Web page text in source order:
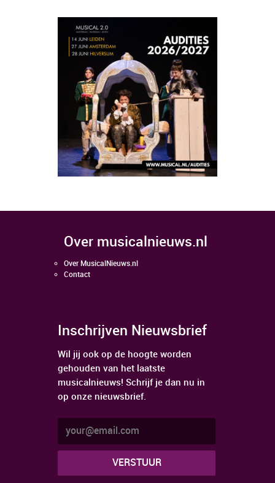
over musicalnieuws.nl
Over MusicalNieuws.nl
Contact
Inschrijven Nieuwsbrief
Wil jij ook op de hoogte worden
gehouden van het laatste
musicalnieuws! Schrijf je dan nu in
op onze nieuwsbrief.